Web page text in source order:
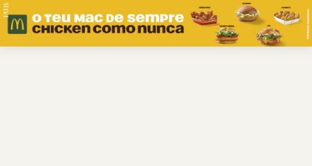
PUB.